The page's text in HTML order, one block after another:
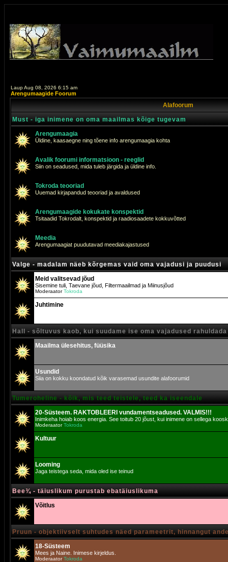
Laup Aug 08, 2026 6:15 am
Arengumaagide Foorum
Alafoorum
Must - iga inimene on oma maailmas kõige tugevam
Arengumaagia
Üldine, kaasaegne ning tõene info arengumaagia kohta
Avalik foorumi informatsioon - reeglid
Siin on seadused, mida tuleb järgida ja üldine info.
Tokroda teooriad
Uuemad kirjapandud teooriad ja avaldused
Arengumaagide kokukate konspektid
Tsitaadid Tokrodalt, konspektid ja raadiosaadete kokkuvõtted
Meedia
Arengumaagiat puudutavad meediakajastused
Valge - madalam näeb kõrgemas vaid oma vajadusi ja puudusi
Meid valitsevad jõud
Sisemine tuli, Taevane jõud, Filtermaailmad ja Miinusjõud
ModeraatorTokroda
Juhtimine
Hall - sõltuvus kaob, kui suudame ise oma vajadused rahuldada
Maailma ülesehitus, füüsika
Usundid
Siia on kokku koondatud kõik varasemad usundite alafoorumid
Tumeroheline - kõik, mis teed teistele, teed ka iseendale
20-Süsteem. RAKTOBLEERI vundamentseadused. VALMIS!!!
Inimkeha hoiab koos energia. See toitub 20 jõust, kui inimene on sellega
ModeraatorTokroda
Kultuur
Looming
Jaga teistega seda, mida oled ise teinud
Bee¾ - täiuslikum purustab ebatäiuslikuma
Võitlus
Pruun - objektiivselt suhtudes näed parameetrit, hinnangut
18-Süsteem
Mees ja Naine. Inimese kirjeldus.
ModeraatorTokroda